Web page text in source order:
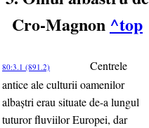
Cro-Magnon ^top
80:3.1 (891.2)
Centrele
antice ale culturii oamenilor
albaştri erau situate de-a lungul
tuturor fluviilor Europei, dar